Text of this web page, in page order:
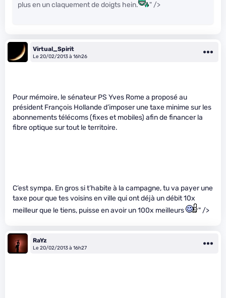
plus en un claquement de doigts hein.
" />
Virtual_Spirit
Le 20/02/2013 à 16h26
Pour mémoire, le sénateur PS Yves Rome a proposé au
président François Hollande d’imposer une taxe minime sur les
abonnements télécoms (fixes et mobiles) afin de financer la
fibre optique sur tout le territoire.
C’est sympa. En gros si t’habite à la campagne, tu va payer une
taxe pour que tes voisins en ville qui ont déjà un débit 10x
meilleur que le tiens, puisse en avoir un 100x meilleurs
" />
RaYz
Le 20/02/2013 à 16h27